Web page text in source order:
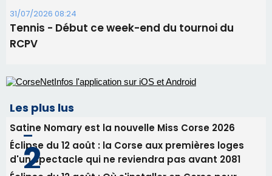
Satine Nomary est la nouvelle Miss Corse 2026
Éclipse du 12 août : la Corse aux premières loges
d'un spectacle qui ne reviendra pas avant 2081
profiter pleinement du spectacle ?
consommation en recul dans les restaurants
La gendarmerie alerte les restaurateurs corses
face à une nouvelle escroquerie au faux vendeur de
vin